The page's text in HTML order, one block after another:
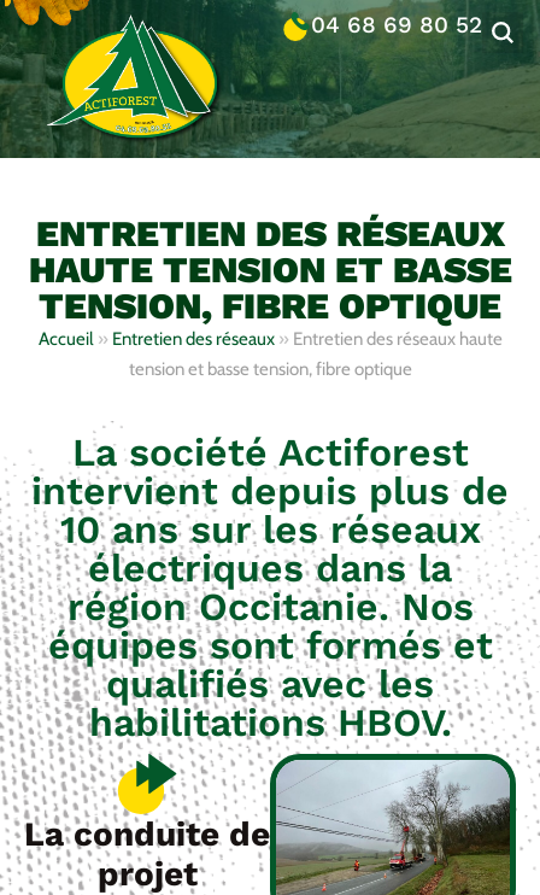
04 68 69 80 52
ENTRETIEN DES RÉSEAUX
HAUTE TENSION ET BASSE
TENSION, FIBRE OPTIQUE
Accueil» Entretien des réseaux» Entretien des réseaux haute
tension et basse tension, fibre optique
La société Actiforest
intervient depuis plus de
10 ans sur les réseaux
électriques dans la
région Occitanie. Nos
équipes sont formés et
qualifiés avec les
habilitations HBOV.
La conduite de
projet